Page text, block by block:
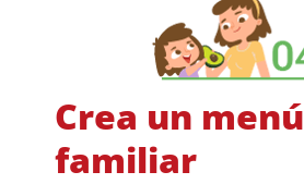
Crea un menú
familiar